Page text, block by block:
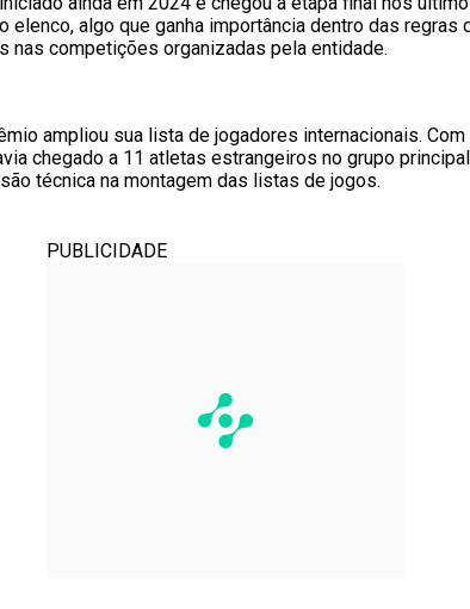
algo que ganha importância dentro das regras
nas competições organizadas pela entidade.
ampliou sua lista de jogadores internacionais.
chegado a 11 atletas estrangeiros no grupo
técnica na montagem das listas de jogos.
PUBLICIDADE